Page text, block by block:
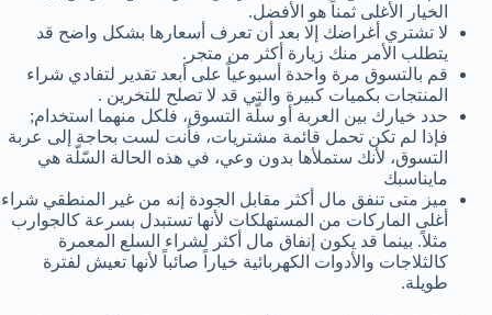
الخيار الأغلى ثمناً هو الأفضل.
لا تشتري أغراضك إلا بعد أن تعرف أسعارها بشكل واضح قد
يتطلب الأمر منك زيارة أكثر من متجر.
قم بالتسوق مرة واحدة أسبوعياً على أبعد تقدير لتفادي شراء
المنتجات بكميات كبيرة والتي قد لا تصلح للتخرين .
حدد خيارك بين العربة أو سلّة التسوق، فلكل منهما استخدام;
فإذا لم تكن تحمل قائمة مشتريات، فأنت لست بحاجة إلى عربة
التسوق، لأنك ستملأها بدون وعي، في هذه الحالة السّلّة هي
مايناسبك
ميز متى تنفق مال أكثر مقابل الجودة إنه من غير المنطقي شراء
أغلى الماركات من المستهلكات لأنها تستبدل بسرعة كالجوارب
مثلاً. بينما قد يكون إنفاق مال أكثر لشراء السلع المعمرة
كالثلاجات والأدوات الكهربائية خياراً صائباً لأنها تعيش لفترة
طويلة.